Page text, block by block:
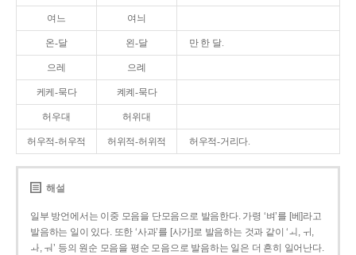
여느 여늬
온-달 왼-달 만 한 달.
으레 으례
케케-묵다 켸켸-묵다
허우대 허위대
허우적-허우적 허위적-허위적 허우적-거리다.
해설
일부 방언에서는 이중 모음을 단모음으로 발음한다. 가령 ‘벼’를 [베]라고
발음하는 일이 있다. 또한 ‘사과’를 [사가]로 발음하는 것과 같이 ‘ㅚ, ㅟ,
ㅘ, ㅝ’ 등의 원순 모음을 평순 모음으로 발음하는 일은 더 흔히 일어난다.